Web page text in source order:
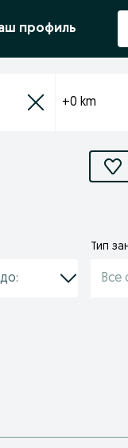
профиль
+0 km
Тип
Все